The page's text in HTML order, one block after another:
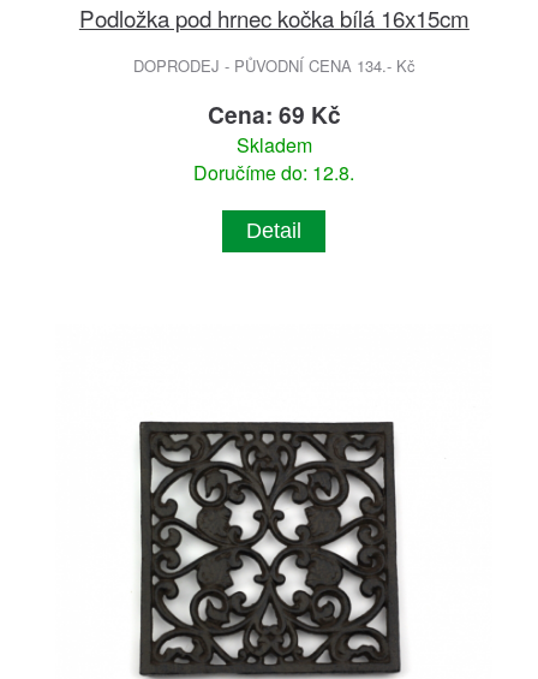
Podložka pod hrnec kočka bílá 16x15cm
DOPRODEJ - PŮVODNÍ CENA 134.- Kč
Cena: 69 Kč
Skladem
Doručíme do: 12.8.
Detail